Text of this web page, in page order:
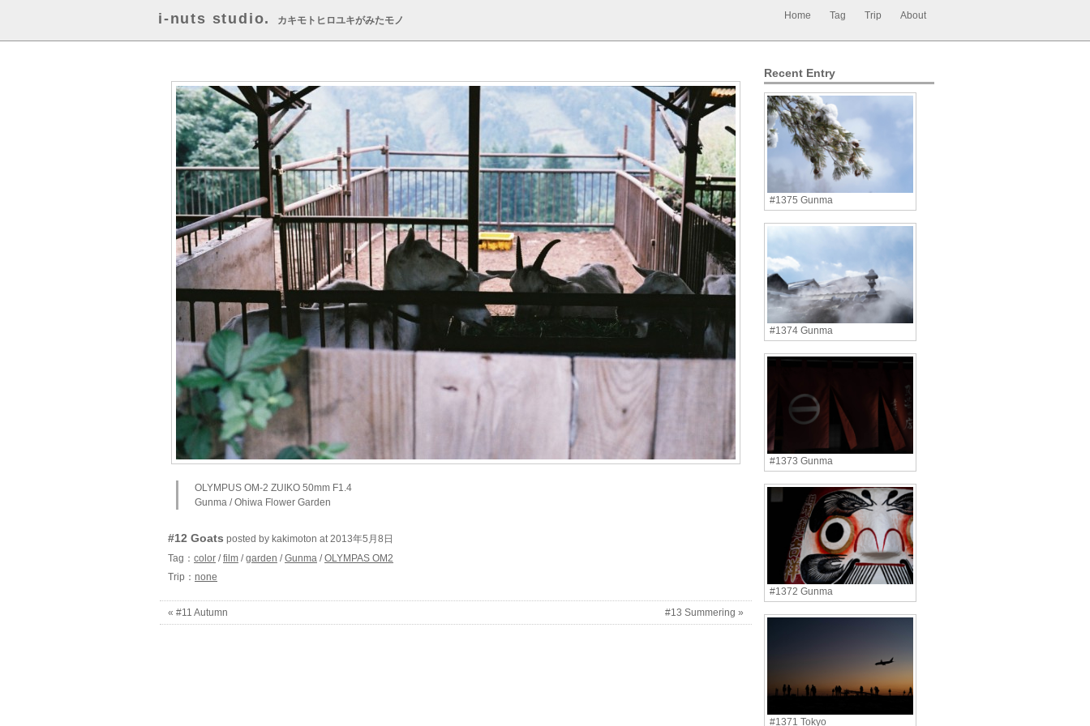
i-nuts studio. カキモトヒロユキがみたモノ Home Tag Trip About
OLYMPUS OM-2 ZUIKO 50mm F1.4
Gunma / Ohiwa Flower Garden
#12 Goats posted by kakimoton at 2013年5月8日
Tag： color /film /garden /Gunma /OLYMPAS OM2
Trip： none
« #11 Autumn #13 Summering »
Recent Entry
#1375 Gunma
#1374 Gunma
#1373 Gunma
#1372 Gunma
#1371 Tokyo